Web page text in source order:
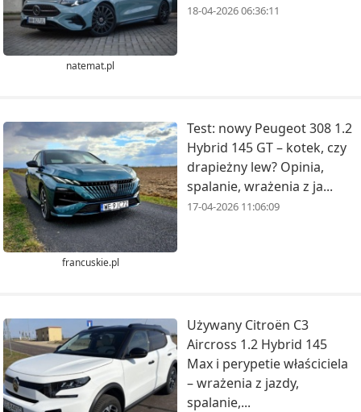
natemat.pl
18-04-2026 06:36:11
francuskie.pl
Test: nowy Peugeot 308 1.2
Hybrid 145 GT – kotek, czy
drapieżny lew? Opinia,
spalanie, wrażenia z ja...
17-04-2026 11:06:09
Używany Citroën C3
Aircross 1.2 Hybrid 145
Max i perypetie właściciela
– wrażenia z jazdy,
spalanie,...